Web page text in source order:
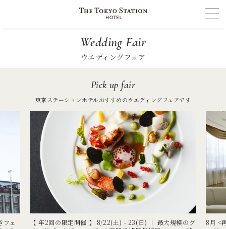
Wedding Fair
ウエディングフェア
Pick up fair
東京ステーションホテルおすすめのウエディングフェアです
フェ
【 年2回の限定開催 】 8/22(土) - 23(日) ｜ 最大規模のグ
8月 <